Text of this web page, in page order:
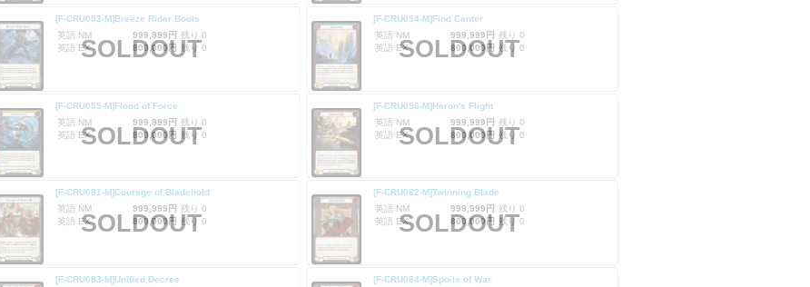
[F-CRU053-M]Breeze Rider Boots
英語 NM
999,999円 残り 0
英語 EX
800,000円 残り 0
SOLDOUT
[F-CRU054-M]Find Center
英語 NM
999,999円 残り 0
英語 EX
800,000円 残り 0
SOLDOUT
[F-CRU055-M]Flood of Force
英語 NM
999,999円 残り 0
英語 EX
800,000円 残り 0
SOLDOUT
[F-CRU056-M]Heron's Flight
英語 NM
999,999円 残り 0
英語 EX
800,000円 残り 0
SOLDOUT
[F-CRU081-M]Courage of Bladehold
英語 NM
999,999円 残り 0
英語 EX
800,000円 残り 0
SOLDOUT
[F-CRU082-M]Twinning Blade
英語 NM
999,999円 残り 0
英語 EX
800,000円 残り 0
SOLDOUT
[F-CRU083-M]Unified Decree
[F-CRU084-M]Spoils of War